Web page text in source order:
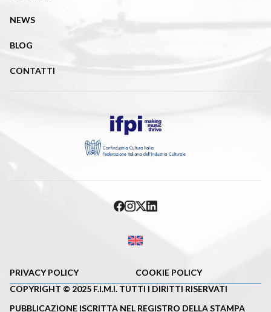
NEWS
BLOG
CONTATTI
PRIVACY POLICY
COOKIE POLICY
COPYRIGHT © 2025 F.I.M.I. TUTTI I DIRITTI RISERVATI
PUBBLICAZIONE ISCRITTA NEL REGISTRO DELLA STAMPA